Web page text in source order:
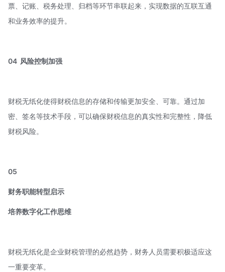
票、记账、税务处理、归档等环节串联起来，实现数据的互联互通
和业务效率的提升。
04 风险控制加强
财税无纸化使得财税信息的存储和传输更加安全、可靠。通过加
密、签名等技术手段，可以确保财税信息的真实性和完整性，降低
财税风险。
05
财务职能转型启示
培养数字化工作思维
财税无纸化是企业财税管理的必然趋势，财务人员需要积极适应这
一重要变革。